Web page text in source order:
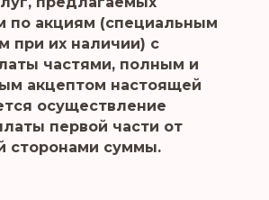
по акциям (специальным
при их наличии) с
частями, полным и
акцептом настоящей
осуществление
первой части от
сторонами суммы.